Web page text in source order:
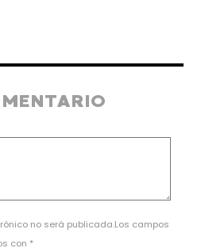
no será publicada.Los campos
con *